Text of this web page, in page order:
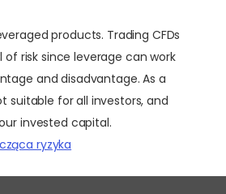
products. Trading CFDs
of risk since leverage can work
and disadvantage. As a
suitable for all investors, and
invested capital.
ryzyka